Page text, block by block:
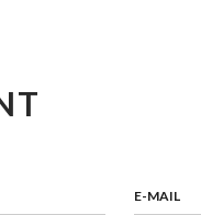
E-MAIL